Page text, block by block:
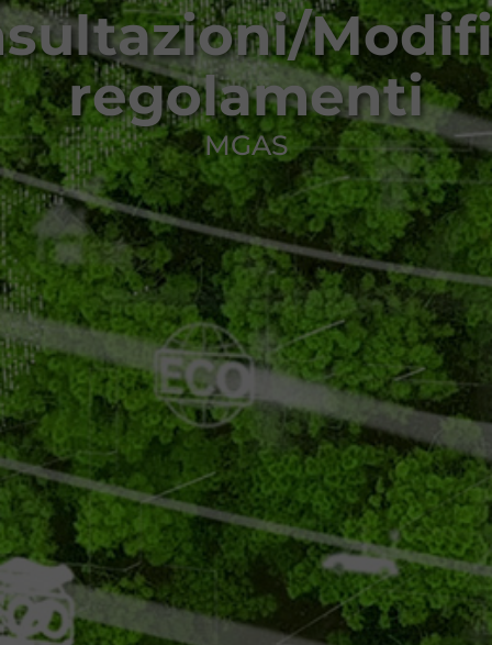
regolamenti
MGAS